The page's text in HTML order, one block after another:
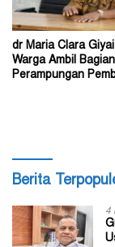
dr Maria Clara
Warga Ambil Bagian
Perampungan
Berita
4